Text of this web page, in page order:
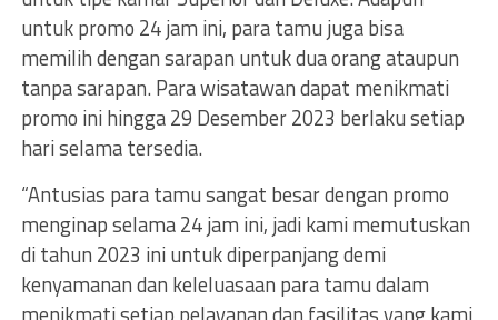
untuk promo 24 jam ini, para tamu juga bisa
memilih dengan sarapan untuk dua orang ataupun
tanpa sarapan. Para wisatawan dapat menikmati
promo ini hingga 29 Desember 2023 berlaku setiap
hari selama tersedia.
“Antusias para tamu sangat besar dengan promo
menginap selama 24 jam ini, jadi kami memutuskan
di tahun 2023 ini untuk diperpanjang demi
kenyamanan dan keleluasaan para tamu dalam